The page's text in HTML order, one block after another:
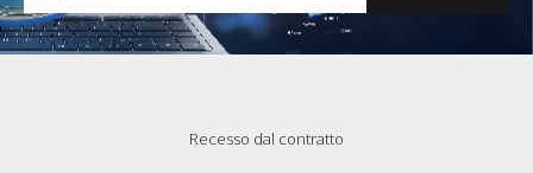
Recesso dal contratto